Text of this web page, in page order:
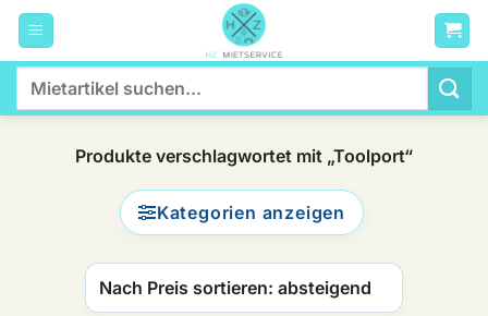
Zum
Inhalt
springen
nach:
Produkte verschlagwortet mit „Toolport“
Kategorien anzeigen